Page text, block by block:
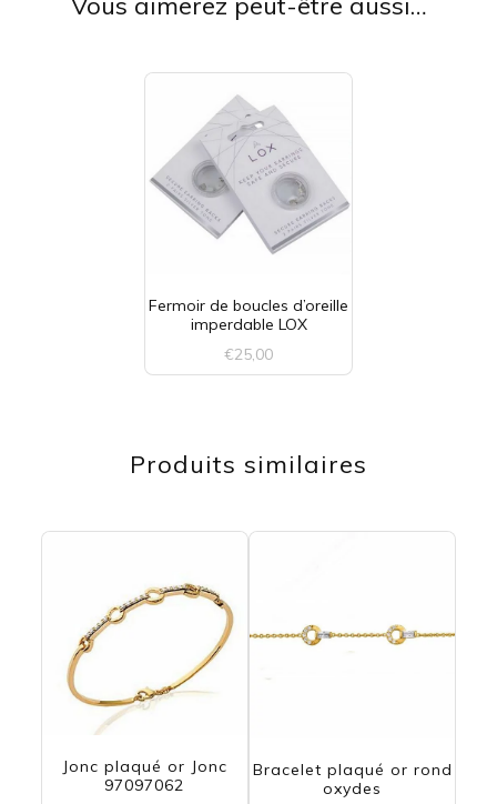
Fermoir de boucles d’oreille
imperdable LOX
€25,00
a
options
sur
Produits similaires
Jonc plaqué or Jonc
97097062
Bracelet plaqué or rond
oxydes